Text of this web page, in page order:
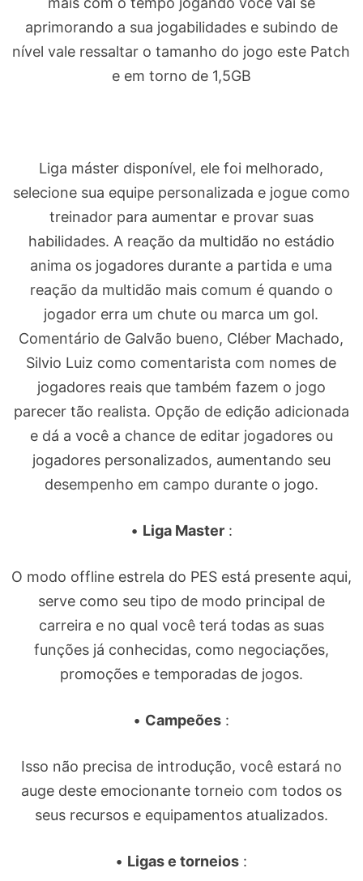
aprimorando a sua jogabilidades e subindo de
nível vale ressaltar o tamanho do jogo este Patch
e em torno de 1,5GB
Liga máster disponível, ele foi melhorado,
selecione sua equipe personalizada e jogue como
treinador para aumentar e provar suas
habilidades. A reação da multidão no estádio
anima os jogadores durante a partida e uma
reação da multidão mais comum é quando o
jogador erra um chute ou marca um gol.
Comentário de Galvão bueno, Cléber Machado,
Silvio Luiz como comentarista com nomes de
jogadores reais que também fazem o jogo
parecer tão realista. Opção de edição adicionada
e dá a você a chance de editar jogadores ou
jogadores personalizados, aumentando seu
desempenho em campo durante o jogo.
• Liga Master:
O modo offline estrela do PES está presente aqui,
serve como seu tipo de modo principal de
carreira e no qual você terá todas as suas
funções já conhecidas, como negociações,
promoções e temporadas de jogos.
• Campeões :
Isso não precisa de introdução, você estará no
auge deste emocionante torneio com todos os
seus recursos e equipamentos atualizados.
• Ligas e torneios :